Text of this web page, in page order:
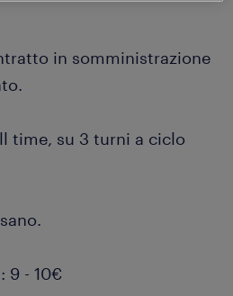
in somministrazione
time, su 3 turni a ciclo
9 - 10€